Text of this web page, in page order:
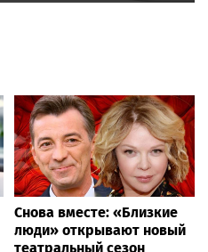
Снова вместе: «Близкие
люди» открывают новый
театральный сезон